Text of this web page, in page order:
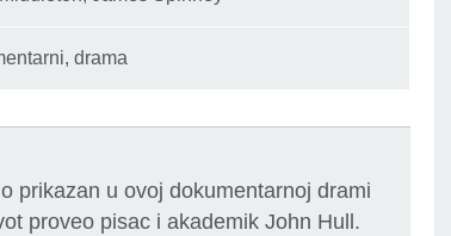
drama
prikazan u ovoj dokumentarnoj drami
proveo pisac i akademik John Hull.